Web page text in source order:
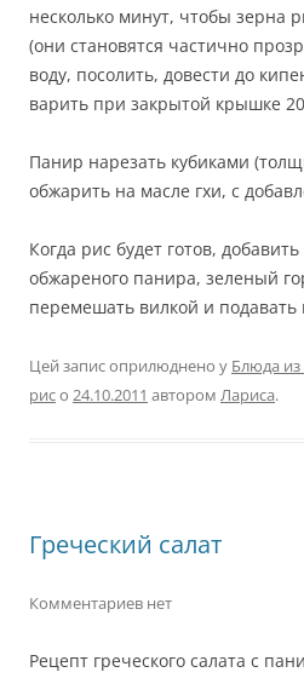
несколько минут, чтобы зерна
(они становятся частично
воду, посолить, довести до
варить при закрытой крышке
Панир нарезать кубиками
обжарить на масле гхи, с
Когда рис будет готов,
обжареного панира, зеленый
перемешать вилкой и подавать
Цей запис оприлюднено у Блюда из
рисо 24.10.2011 автором Лариса.
Греческий салат
Комментариев нет
Рецепт греческого салата с